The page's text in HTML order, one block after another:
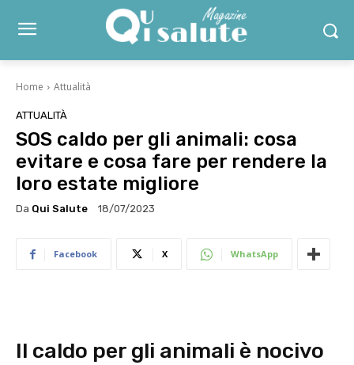
Home Attualità
ATTUALITÀ
SOS caldo per gli animali: cosa
evitare e cosa fare per rendere la
loro estate migliore
Da Qui Salute 18/07/2023
Facebook X WhatsApp
Il caldo per gli animali è nocivo